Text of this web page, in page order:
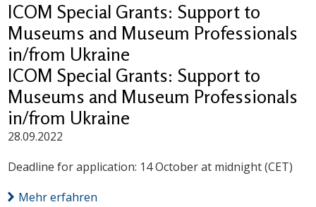
ICOM Special Grants: Support to
Museums and Museum Professionals
in/from Ukraine
ICOM Special Grants: Support to
Museums and Museum Professionals
in/from Ukraine
28.09.2022
Deadline for application: 14 October at midnight (CET)
Mehr erfahren